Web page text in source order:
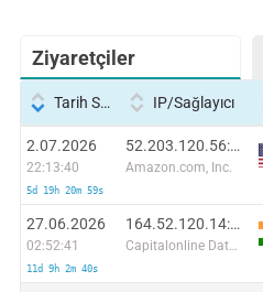
Ziyaretçiler
Tarih Saati IP/Sağlayıcı
2.07.2026
22:13:40
5d 19h 20m 59s
52.203.120.56:42948
Amazon.com, Inc.
27.06.2026
02:52:41
11d 9h 2m 40s
164.52.120.14:6040
Capitalonline Data Service (HK) Co